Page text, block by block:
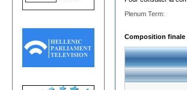
Plenum Term:
Composition finale